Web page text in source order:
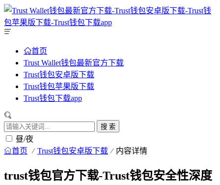
首页
Trust Wallet钱包最新官方下载
Trust钱包安卓版下载
Trust钱包苹果版下载
Trust钱包下载app
搜 索
昼/夜
首页 Trust钱包安卓版下载 内容详情
trust钱包官方下载-Trust钱包安全性深度